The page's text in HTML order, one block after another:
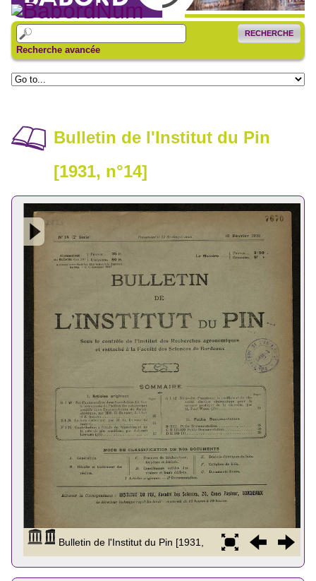
RECHERCHE
Recherche avancée
Bulletin de l'Institut du Pin
[1931, n°14]